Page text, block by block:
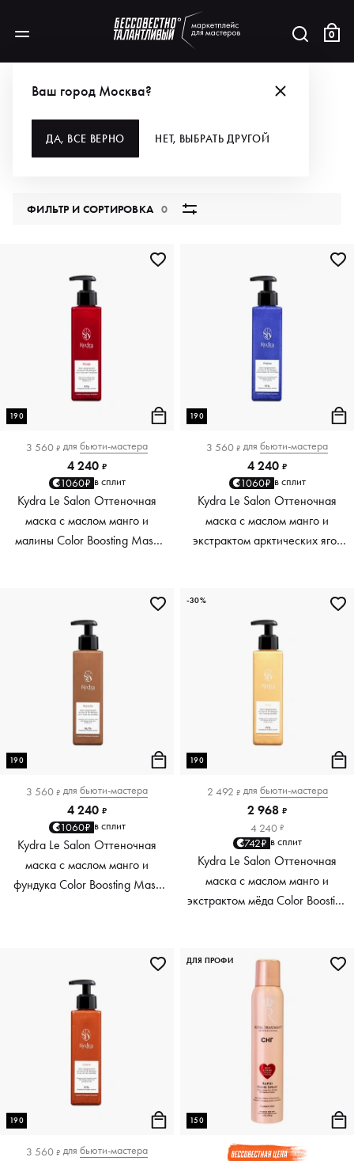
0
Ваш город Москва?
ДА, ВСЕ ВЕРНО НЕТ, ВЫБРАТЬ ДРУГОЙ
ВСЕ КАТЕГОРИИ
ФИЛЬТР И СОРТИРОВКА0
190
3 560 ₽ для бьюти-мастера
4 240 ₽
1060₽ в сплит
Kydra Le Salon Оттеночная
маска с маслом манго и
малины Color Boosting Mask
190
3 560 ₽ для бьюти-мастера
4 240 ₽
1060₽ в сплит
Kydra Le Salon Оттеночная
маска с маслом манго и
экстрактом арктических ягод
190
3 560 ₽ для бьюти-мастера
4 240 ₽
1060₽ в сплит
Kydra Le Salon Оттеночная
маска с маслом манго и
фундука Color Boosting Mask
190
2 492 ₽ для бьюти-мастера
2 968 ₽
4 240 ₽
742₽ в сплит
Kydra Le Salon Оттеночная
маска с маслом манго и
экстрактом мёда Color Boosting
-30%
190
3 560 ₽ для бьюти-мастера
150
ДЛЯ ПРОФИ